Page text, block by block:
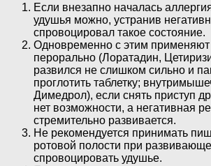
Если внезапно началась
удушья можно, устранив
спровоцировал такое состояние.
Одновременно с этим применяют
перорально (Лоратадин,
развился не слишком сильно и
проглотить таблетку;
Димедрол), если снять приступ
нет возможности, а негативная
стремительно развивается.
Не рекомендуется принимать
ротовой полости при
спровоцировать удушье.